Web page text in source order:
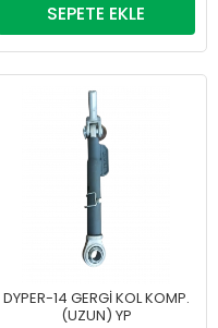
SEPETE EKLE
DYPER-14 GERGİ KOL KOMP.
(UZUN) YP